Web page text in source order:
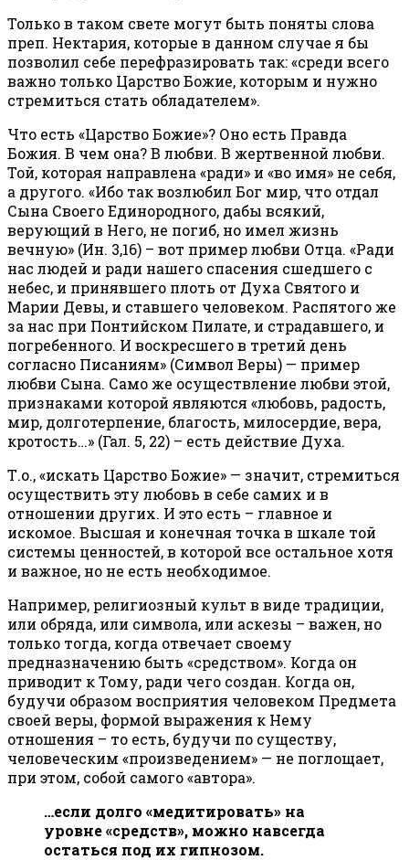
Только в таком свете могут быть поняты слова
преп. Нектария, которые в данном случае я бы
позволил себе перефразировать так: «среди всего
важно только Царство Божие, которым и нужно
стремиться стать обладателем».
Что есть «Царство Божие»? Оно есть Правда
Божия. В чем она? В любви. В жертвенной любви.
Той, которая направлена «ради» и «во имя» не себя,
а другого. «Ибо так возлюбил Бог мир, что отдал
Сына Своего Единородного, дабы всякий,
верующий в Него, не погиб, но имел жизнь
вечную» (Ин. 3,16) – вот пример любви Отца. «Ради
нас людей и ради нашего спасения сшедшего с
небес, и принявшего плоть от Духа Святого и
Марии Девы, и ставшего человеком. Распятого же
за нас при Понтийском Пилате, и страдавшего, и
погребенного. И воскресшего в третий день
согласно Писаниям» (Символ Веры) — пример
любви Сына. Само же осуществление любви этой,
признаками которой являются «любовь, радость,
мир, долготерпение, благость, милосердие, вера,
кротость…» (Гал. 5, 22) – есть действие Духа.
Т.о., «искать Царство Божие» — значит, стремиться
осуществить эту любовь в себе самих и в
отношении других. И это есть – главное и
искомое. Высшая и конечная точка в шкале той
системы ценностей, в которой все остальное хотя
и важное, но не есть необходимое.
Например, религиозный культ в виде традиции,
или обряда, или символа, или аскезы – важен, но
только тогда, когда отвечает своему
предназначению быть «средством». Когда он
приводит к Тому, ради чего создан. Когда он,
будучи образом восприятия человеком Предмета
своей веры, формой выражения к Нему
отношения – то есть, будучи по существу,
человеческим «произведением» — не поглощает,
при этом, собой самого «автора».
…если долго «медитировать» на
уровне «средств», можно навсегда
остаться под их гипнозом.